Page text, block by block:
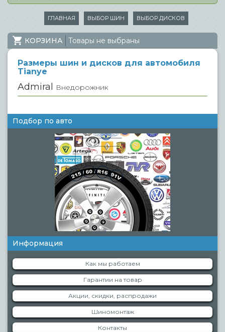
ГЛАВНАЯ ВЫБОР ШИН ВЫБОР ДИСКОВ
КОРЗИНА Товары не выбраны
Размеры шин и дисков для автомобиля
Tianye
Admiral Внедорожник
Подбор по авто
Информация
Как мы работаем
Гарантии на товар
Акции, скидки, распродажи
Шиномонтаж
Контакты